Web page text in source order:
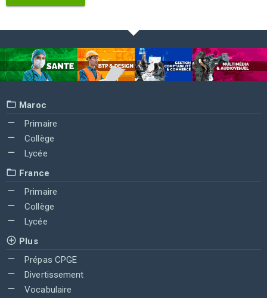
Maroc
Primaire
Collège
Lycée
France
Primaire
Collège
Lycée
Plus
Prépas CPGE
Divertissement
Vocabulaire